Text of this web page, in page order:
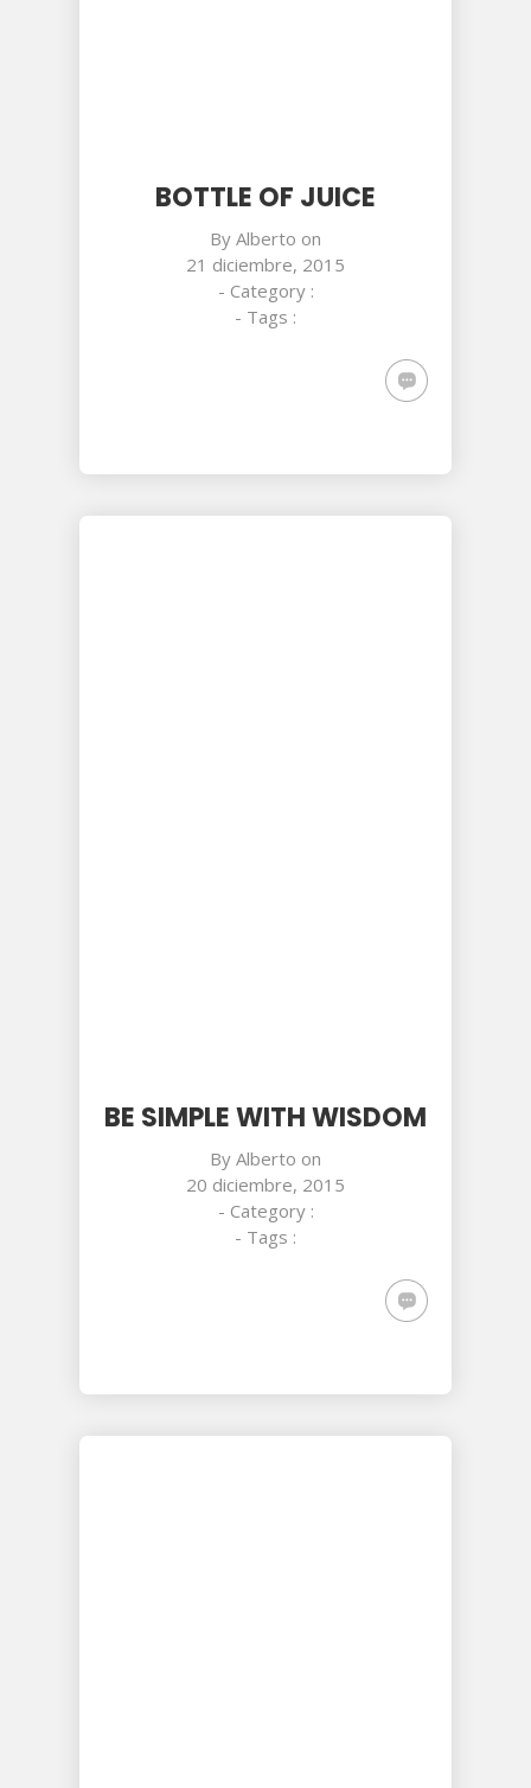
BOTTLE OF JUICE
By Alberto on
21 diciembre, 2015
- Category :
- Tags :
BE SIMPLE WITH WISDOM
By Alberto on
20 diciembre, 2015
- Category :
- Tags :